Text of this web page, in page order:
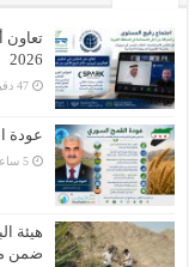
تعاون
2026
عودة
هيئة
ضمن